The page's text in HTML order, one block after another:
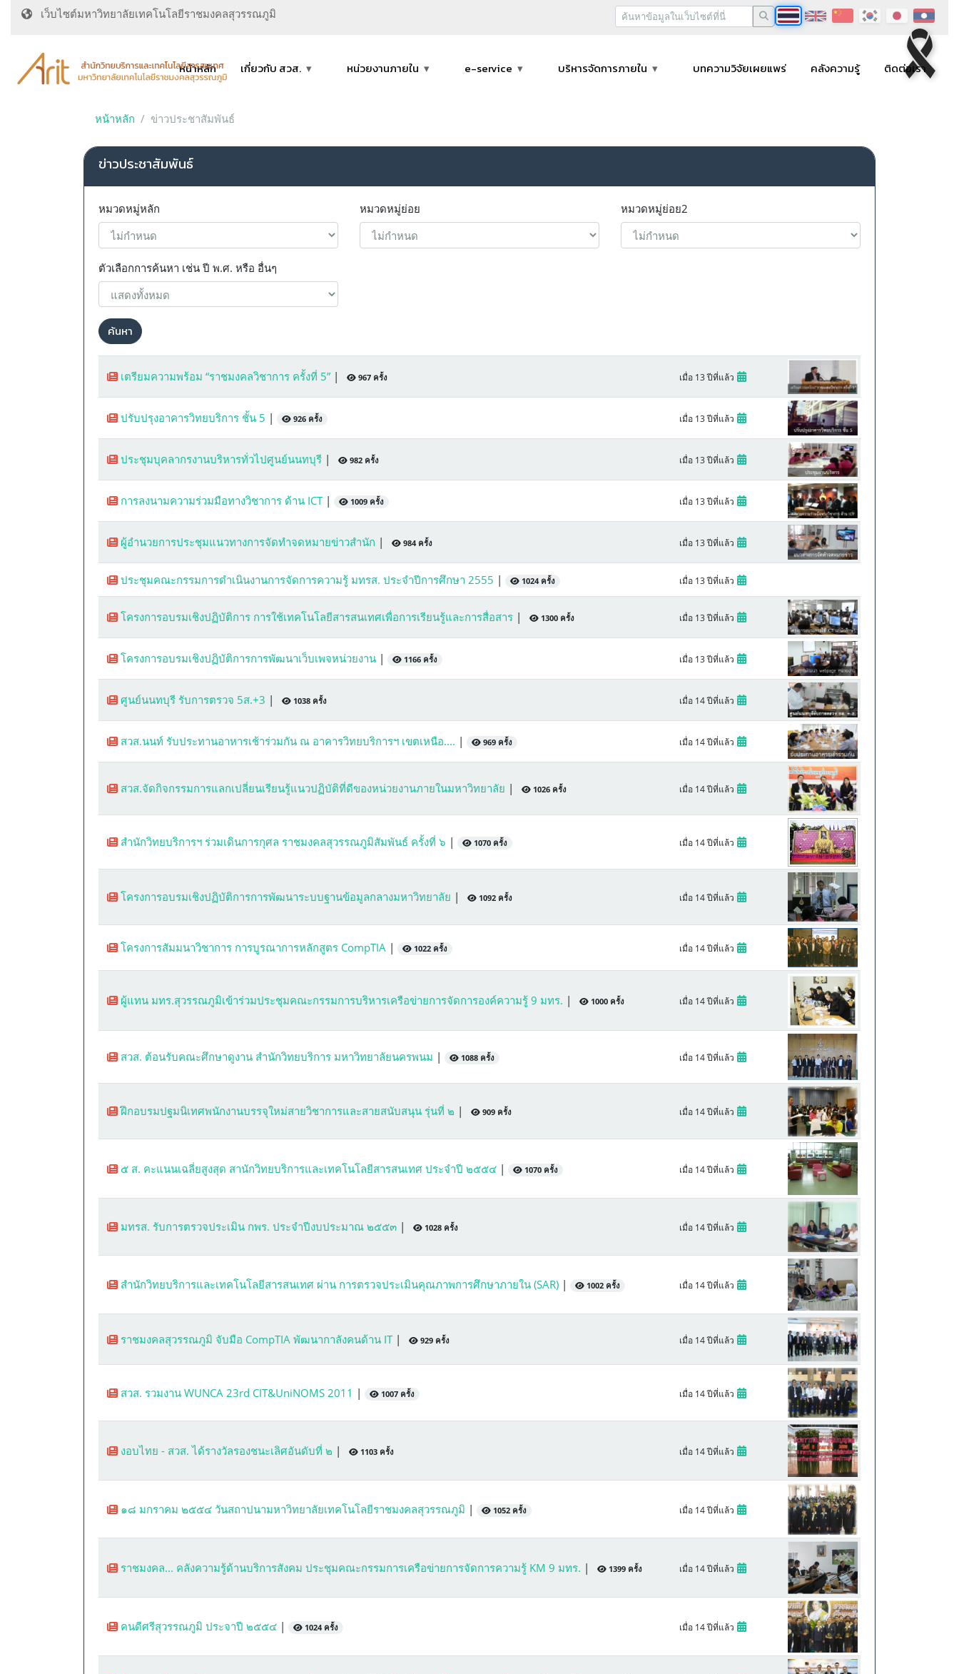
เว็บไซต์มหาวิทยาลัยเทคโนโลยีราชมงคลสุวรรณภูมิ
หน้าหลัก เกี่ยวกับ สวส. หน่วยงานภายใน e-service บริหารจัดการภายใน บทความวิจัยเผยแพร่ คลังความรู้ ติดต่อเรา
หน้าหลัก ข่าวประชาสัมพันธ์
ข่าวประชาสัมพันธ์
หมวดหมู่หลัก หมวดหมู่ย่อย หมวดหมู่ย่อย2
ตัวเลือกการค้นหา เช่น ปี พ.ศ. หรือ อื่นๆ
ค้นหา
เตรียมความพร้อม “ราชมงคลวิชาการ ครั้งที่ 5” | 967 ครั้ง เมื่อ 13 ปีที่แล้ว
ปรับปรุงอาคารวิทยบริการ ชั้น 5 | 926 ครั้ง เมื่อ 13 ปีที่แล้ว
ประชุมบุคลากรงานบริหารทั่วไปศูนย์นนทบุรี | 982 ครั้ง เมื่อ 13 ปีที่แล้ว
การลงนามความร่วมมือทางวิชาการ ด้าน ICT | 1009 ครั้ง เมื่อ 13 ปีที่แล้ว
ผู้อำนวยการประชุมแนวทางการจัดทำจดหมายข่าวสำนัก | 984 ครั้ง เมื่อ 13 ปีที่แล้ว
ประชุมคณะกรรมการดำเนินงานการจัดการความรู้ มทรส. ประจำปีการศึกษา 2555 | 1024 ครั้ง เมื่อ 13 ปีที่แล้ว
โครงการอบรมเชิงปฏิบัติการ การใช้เทคโนโลยีสารสนเทศเพื่อการเรียนรู้และการสื่อสาร | 1300 ครั้ง เมื่อ 13 ปีที่แล้ว
โครงการอบรมเชิงปฏิบัติการการพัฒนาเว็บเพจหน่วยงาน | 1166 ครั้ง เมื่อ 13 ปีที่แล้ว
ศูนย์นนทบุรี รับการตรวจ 5ส.+3 | 1038 ครั้ง เมื่อ 14 ปีที่แล้ว
สวส.นนท์ รับประทานอาหารเช้าร่วมกัน ณ อาคารวิทยบริการฯ เขตเหนือ.... | 969 ครั้ง เมื่อ 14 ปีที่แล้ว
สวส.จัดกิจกรรมการแลกเปลี่ยนเรียนรู้แนวปฏิบัติที่ดีของหน่วยงานภายในมหาวิทยาลัย | 1026 ครั้ง เมื่อ 14 ปีที่แล้ว
สำนักวิทยบริการฯ ร่วมเดินการกุศล ราชมงคลสุวรรณภูมิสัมพันธ์ ครั้งที่ ๖ | 1070 ครั้ง เมื่อ 14 ปีที่แล้ว
โครงการอบรมเชิงปฏิบัติการการพัฒนาระบบฐานข้อมูลกลางมหาวิทยาลัย | 1092 ครั้ง เมื่อ 14 ปีที่แล้ว
โครงการสัมมนาวิชาการ การบูรณาการหลักสูตร CompTIA | 1022 ครั้ง เมื่อ 14 ปีที่แล้ว
ผู้แทน มทร.สุวรรณภูมิเข้าร่วมประชุมคณะกรรมการบริหารเครือข่ายการจัดการองค์ความรู้ 9 มทร. | 1000 ครั้ง เมื่อ 14 ปีที่แล้ว
สวส. ต้อนรับคณะศึกษาดูงาน สำนักวิทยบริการ มหาวิทยาลัยนครพนม | 1088 ครั้ง เมื่อ 14 ปีที่แล้ว
ฝึกอบรมปฐมนิเทศพนักงานบรรจุใหม่สายวิชาการและสายสนับสนุน รุ่นที่ ๒ | 909 ครั้ง เมื่อ 14 ปีที่แล้ว
๕ ส. คะแนนเฉลี่ยสูงสุด สานักวิทยบริการและเทคโนโลยีสารสนเทศ ประจำปี ๒๕๕๔ | 1070 ครั้ง เมื่อ 14 ปีที่แล้ว
มทรส. รับการตรวจประเมิน กพร. ประจำปีงบประมาณ ๒๕๕๓ | 1028 ครั้ง เมื่อ 14 ปีที่แล้ว
สำนักวิทยบริการและเทคโนโลยีสารสนเทศ ผ่าน การตรวจประเมินคุณภาพการศึกษาภายใน (SAR) | 1002 ครั้ง เมื่อ 14 ปีที่แล้ว
ราชมงคลสุวรรณภูมิ จับมือ CompTIA พัฒนากาลังคนด้าน IT | 929 ครั้ง เมื่อ 14 ปีที่แล้ว
สวส. รวมงาน WUNCA 23rd CIT&UniNOMS 2011 | 1007 ครั้ง เมื่อ 14 ปีที่แล้ว
งอบไทย - สวส. ได้รางวัลรองชนะเลิศอันดับที่ ๒ | 1103 ครั้ง เมื่อ 14 ปีที่แล้ว
๑๘ มกราคม ๒๕๕๔ วันสถาปนามหาวิทยาลัยเทคโนโลยีราชมงคลสุวรรณภูมิ | 1052 ครั้ง เมื่อ 14 ปีที่แล้ว
ราชมงคล... คลังความรู้ด้านบริการสังคม ประชุมคณะกรรมการเครือข่ายการจัดการความรู้ KM 9 มทร. | 1399 ครั้ง เมื่อ 14 ปีที่แล้ว
คนดีศรีสุวรรณภูมิ ประจาปี ๒๕๕๔ | 1024 ครั้ง เมื่อ 14 ปีที่แล้ว